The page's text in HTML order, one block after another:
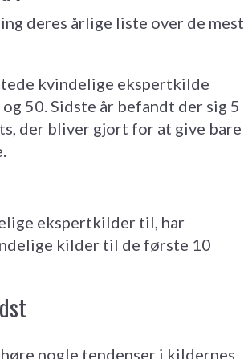
deres årlige liste over de mest
kvindelige ekspertkilde
50. Sidste år befandt der sig 5
der bliver gjort for at give bare
ekspertkilder til, har
kilder til de første 10
nogle tendenser i kildernes